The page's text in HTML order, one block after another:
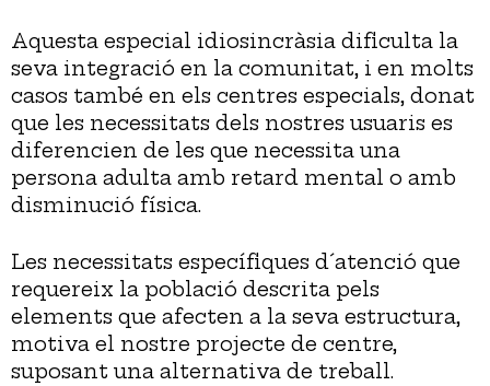
Aquesta especial idiosincràsia dificulta la
seva integració en la comunitat, i en molts
casos també en els centres especials, donat
que les necessitats dels nostres usuaris es
diferencien de les que necessita una
persona adulta amb retard mental o amb
disminució física.
Les necessitats específiques d´atenció que
requereix la població descrita pels
elements que afecten a la seva estructura,
motiva el nostre projecte de centre,
suposant una alternativa de treball.